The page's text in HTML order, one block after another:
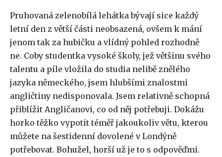
Pruhovaná zelenobílá lehátka bývají sice každý
letní den z větší části neobsazená, ovšem k mání
jenom tak za hubičku a vlídný pohled rozhodně
ne. Coby studentka vysoké školy, jež většinu svého
talentu a píle vložila do studia nelibě znělého
jazyka německého, jsem hlubšími znalostmi
angličtiny nedisponovala. Jsem relativně schopná
přiblížit Angličanovi, co od něj potřebuji. Dokážu
horko těžko vypotit téměř jakoukoliv větu, kterou
můžete na šestidenní dovolené v Londýně
potřebovat. Bohužel, horší už je to s odpověďmi.